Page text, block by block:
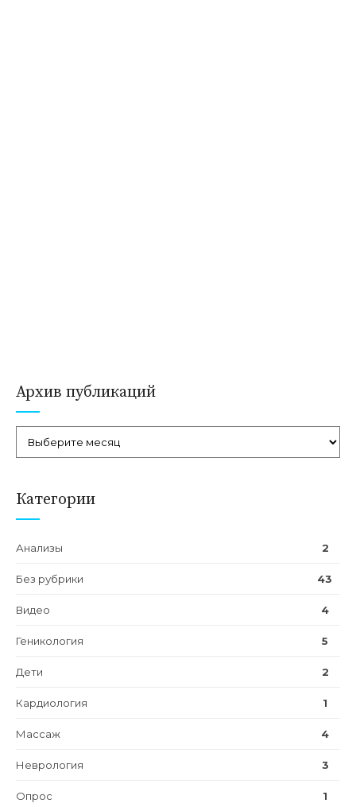
Архив публикаций
Категории
Анализы 2
Без рубрики 43
Видео 4
Геникология 5
Дети 2
Кардиология 1
Массаж 4
Неврология 3
Опрос 1